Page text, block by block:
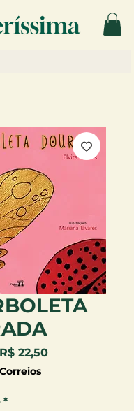
normal
R$ 22,50Preço
*